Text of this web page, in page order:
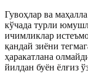
Гувоҳлар ва
кўчада турли
ичимликлар
қандай зиёни
ҳаракатлана
йилдан буён ёлғиз